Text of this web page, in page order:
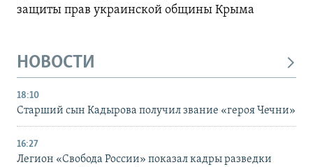
защиты прав украинской общины Крыма
НОВОСТИ
18:10
Старший сын Кадырова получил звание «героя Чечни»
16:27
Легион «Свобода России» показал кадры разведки